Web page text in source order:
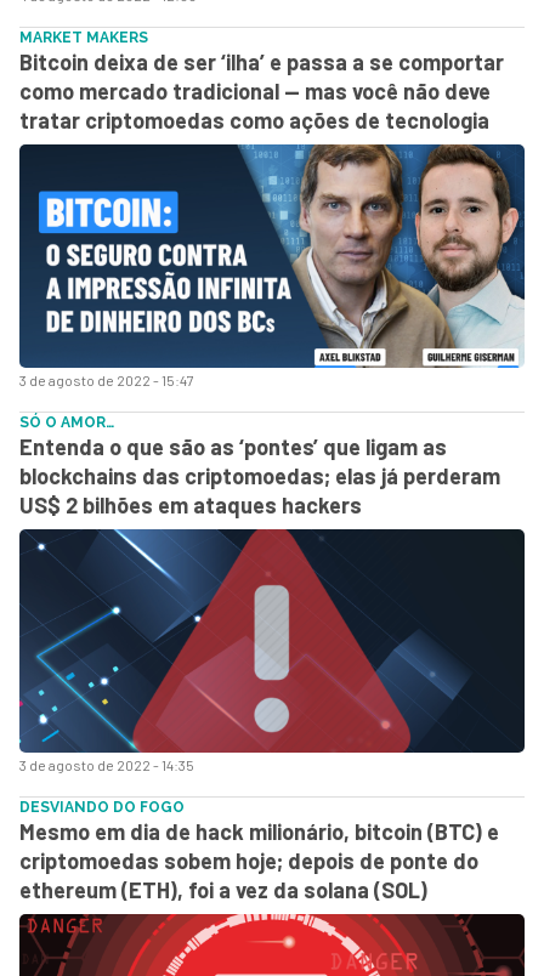
3 de agosto de 2022 - 15:47
MARKET MAKERS
Bitcoin deixa de ser ‘ilha’ e passa a se comportar
como mercado tradicional — mas você não deve
tratar criptomoedas como ações de tecnologia
3 de agosto de 2022 - 14:35
SÓ O AMOR…
Entenda o que são as ‘pontes’ que ligam as
blockchains das criptomoedas; elas já perderam
US$ 2 bilhões em ataques hackers
DESVIANDO DO FOGO
Mesmo em dia de hack milionário, bitcoin (BTC) e
criptomoedas sobem hoje; depois de ponte do
ethereum (ETH), foi a vez da solana (SOL)